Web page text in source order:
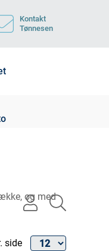
Kontakt
Tønnesen
user
og med
side